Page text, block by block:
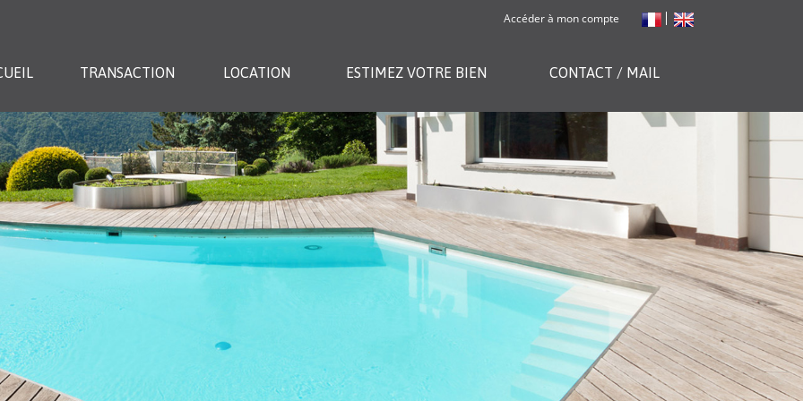
Accéder à mon compte
TRANSACTION LOCATION ESTIMEZ VOTRE BIEN CONTACT / MAIL